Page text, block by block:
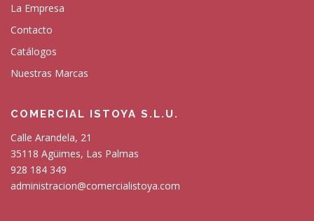
La Empresa
Contacto
Catálogos
Nuestras Marcas
COMERCIAL ISTOYA S.L.U.
Calle Arandela, 21
35118 Agüimes, Las Palmas
928 184 349
administracion@comercialistoya.com